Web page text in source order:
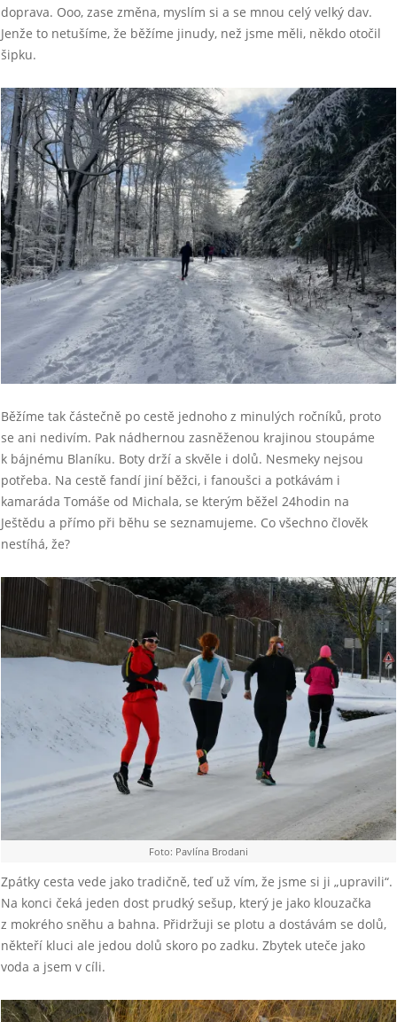
doprava. Ooo, zase změna, myslím si a se mnou celý velký dav.
Jenže to netušíme, že běžíme jinudy, než jsme měli, někdo otočil
šipku.
Běžíme tak částečně po cestě jednoho z minulých ročníků, proto
se ani nedivím. Pak nádhernou zasněženou krajinou stoupáme
k bájnému Blaníku. Boty drží a skvěle i dolů. Nesmeky nejsou
potřeba. Na cestě fandí jiní běžci, i fanoušci a potkávám i
kamaráda Tomáše od Michala, se kterým běžel 24hodin na
Ještědu a přímo při běhu se seznamujeme. Co všechno člověk
nestíhá, že?
Foto: Pavlína Brodani
Zpátky cesta vede jako tradičně, teď už vím, že jsme si ji „upravili“.
Na konci čeká jeden dost prudký sešup, který je jako klouzačka
z mokrého sněhu a bahna. Přidržuji se plotu a dostávám se dolů,
někteří kluci ale jedou dolů skoro po zadku. Zbytek uteče jako
voda a jsem v cíli.